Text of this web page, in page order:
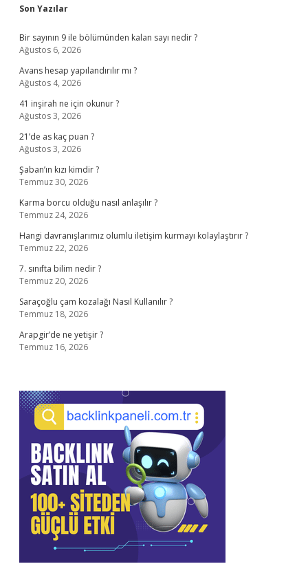
Sidebar
Son Yazılar
Bir sayının 9 ile bölümünden kalan sayı nedir ?
Ağustos 6, 2026
Avans hesap yapılandırılır mı ?
Ağustos 4, 2026
41 inşirah ne için okunur ?
Ağustos 3, 2026
21’de as kaç puan ?
Ağustos 3, 2026
Şaban’ın kızı kimdir ?
Temmuz 30, 2026
Karma borcu olduğu nasıl anlaşılır ?
Temmuz 24, 2026
Hangi davranışlarımız olumlu iletişim kurmayı kolaylaştırır ?
Temmuz 22, 2026
7. sınıfta bilim nedir ?
Temmuz 20, 2026
Saraçoğlu çam kozalağı Nasıl Kullanılır ?
Temmuz 18, 2026
Arapgir’de ne yetişir ?
Temmuz 16, 2026